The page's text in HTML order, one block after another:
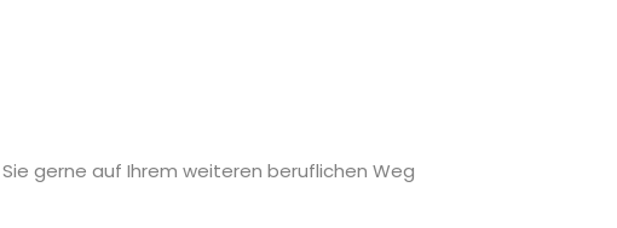
gerne auf Ihrem weiteren beruflichen Weg